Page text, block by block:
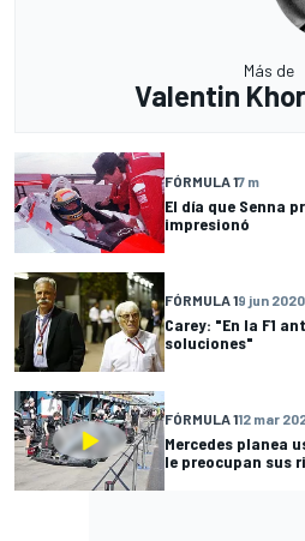
Más de
Valentin
FÓRMULA 17 m
El día que Senna
impresionó
FÓRMULA 19 jun 2020
Carey: "En la F1
soluciones"
FÓRMULA 112 mar
Mercedes planea
le preocupan sus